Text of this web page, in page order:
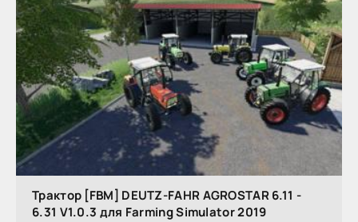
Трактор [FBM] DEUTZ-FAHR AGROSTAR 6.11 -
6.31 V1.0.3 для Farming Simulator 2019